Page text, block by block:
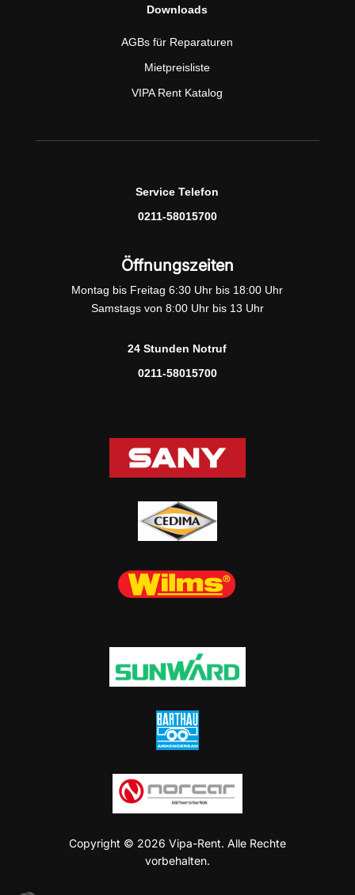
Downloads
AGBs für Reparaturen
Mietpreisliste
VIPA Rent Katalog
Service Telefon
0211-58015700
Öffnungszeiten
Montag bis Freitag 6:30 Uhr bis 18:00 Uhr
Samstags von 8:00 Uhr bis 13 Uhr
24 Stunden Notruf
0211-58015700
Copyright © 2026 Vipa-Rent. Alle Rechte
vorbehalten.